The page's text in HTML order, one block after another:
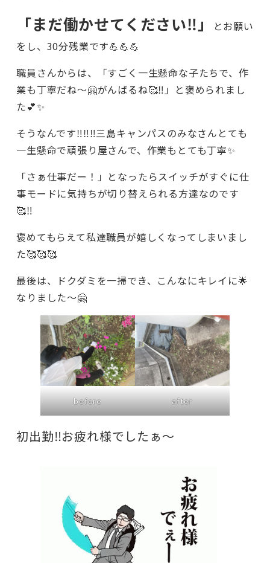
「まだ働かせてください‼️」
とお願い
をし、30分残業です💪💪💪
職員さんからは、「すごく一生懸命な子たちで、作
業も丁寧だね～🤗がんばるね🥰‼️」と褒められまし
た💕✨
そうなんです‼️‼️‼️三島キャンパスのみなさんとても
一生懸命で頑張り屋さんで、作業もとても丁寧✨
「さぁ仕事だー！」となったらスイッチがすぐに仕
事モードに気持ちが切り替えられる方達なのです
🥰‼️
褒めてもらえて私達職員が嬉しくなってしまいまし
た🥰🥰🥰
最後は、ドクダミを一掃でき、こんなにキレイに🌟
なりました～🤗
before after
初出勤‼️お疲れ様でしたぁ～